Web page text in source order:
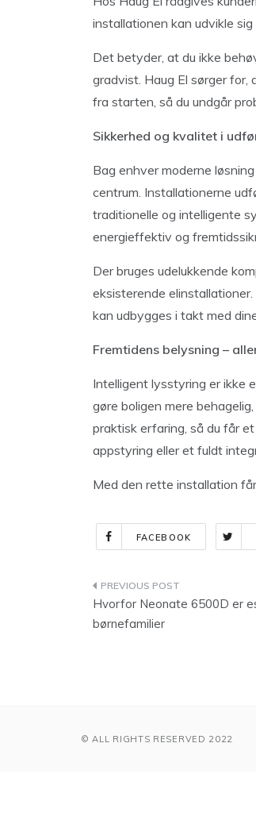
installationen kan udvikle sig
Det betyder, at du ikke
gradvist. Haug El sørger
fra starten, så du undgår
Sikkerhed og kvalitet i
Bag enhver moderne
centrum. Installationerne
traditionelle og intelligente
energieffektiv og
Der bruges udelukkende
eksisterende
kan udbygges i takt med
Fremtidens belysning –
Intelligent lysstyring er ikke
gøre boligen mere
praktisk erfaring, så du får
appstyring eller et fuldt
Med den rette installation
FACEBOOK
Hvorfor Neonate 6500D er
børnefamilier
© ALL RIGHTS RESERVED 2022